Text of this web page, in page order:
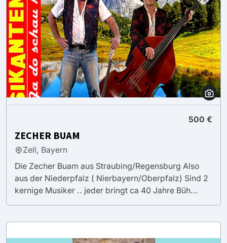
500 €
ZECHER BUAM
Zell, Bayern
Die Zecher Buam aus Straubing/Regensburg Also
aus der Niederpfalz ( Nierbayern/Oberpfalz) Sind 2
kernige Musiker .. jeder bringt ca 40 Jahre Büh...